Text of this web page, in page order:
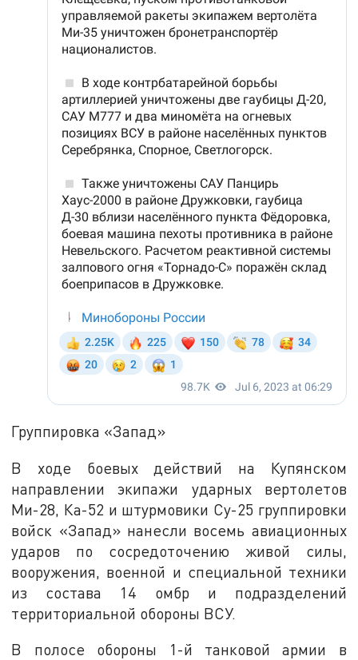
Группировка «Запад»
В ходе боевых действий на Купянском
направлении экипажи ударных вертолетов
Ми-28, Ка-52 и штурмовики Су-25 группировки
войск «Запад» нанесли восемь авиационных
ударов по сосредоточению живой силы,
вооружения, военной и специальной техники
из состава 14 омбр и подразделений
территориальной обороны ВСУ.
В полосе обороны 1-й танковой армии в